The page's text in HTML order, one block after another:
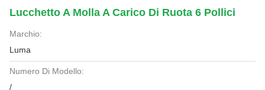
Lucchetto A Molla A Carico Di Ruota 6 Pollici
Marchio:
Luma
Numero Di Modello:
/